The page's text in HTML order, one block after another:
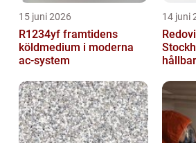
15 juni 2026
R1234yf framtidens
köldmedium i moderna
ac-system
14 juni